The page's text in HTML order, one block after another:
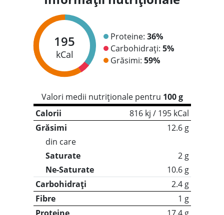
195
kCal
Proteine: 36%
Carbohidrați: 5%
Grăsimi: 59%
Valori medii nutriționale pentru 100 g
Calorii
816 kj / 195 kCal
Grăsimi
12.6 g
din care
Saturate
2 g
Ne-Saturate
10.6 g
Carbohidrați
2.4 g
Fibre
1 g